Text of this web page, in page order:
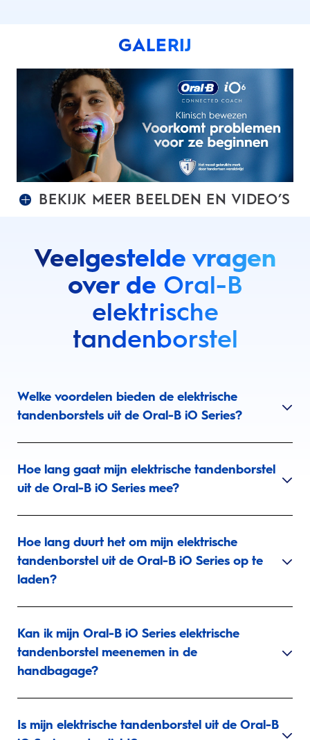
GALERIJ
BEKIJK MEER BEELDEN EN VIDEO’S
Veelgestelde vragen
over de Oral-B
elektrische
tandenborstel
Welke voordelen bieden de elektrische
tandenborstels uit de Oral-B iO Series?
Hoe lang gaat mijn elektrische tandenborstel
uit de Oral-B iO Series mee?
Hoe lang duurt het om mijn elektrische
tandenborstel uit de Oral-B iO Series op te
laden?
Kan ik mijn Oral-B iO Series elektrische
tandenborstel meenemen in de
handbagage?
Is mijn elektrische tandenborstel uit de Oral-B